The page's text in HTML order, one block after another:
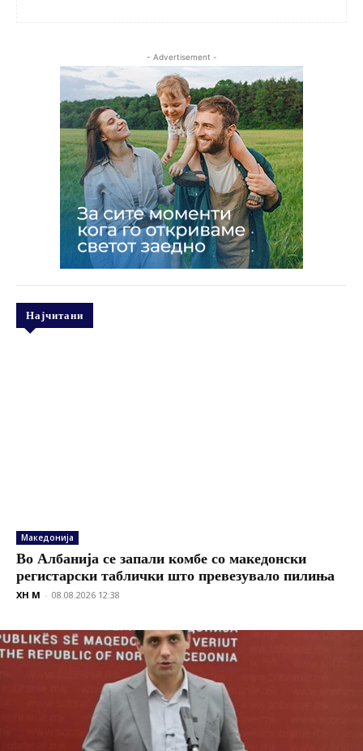
- Advertisement -
Најчитани
Македонија
Во Албанија се запали комбе со македонски
регистарски таблички што превезувало пилиња
XH M - 08.08.2026 12:38